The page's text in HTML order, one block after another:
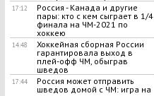
17:12
Россия - Канада и другие
пары: кто с кем сыграет в 1/4
финала на ЧМ-2021 по
хоккею
14:48
Хоккейная сборная России
гарантировала выход в
плей-офф ЧМ, обыграв
шведов
17:44
Россия может отправить
шведов домой с ЧМ: игра на